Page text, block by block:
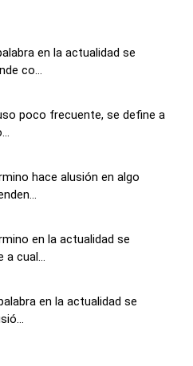
en la actualidad se
co...
poco frecuente, se define a
hace alusión en algo
en la actualidad se
a cual...
en la actualidad se